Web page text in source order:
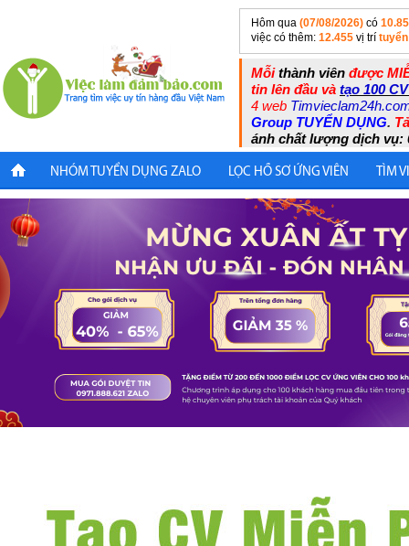
Hôm qua (07/08/2026) có
việc có thêm: 12.455 vị trí
Mỗithành viên được
tin lên đầu và tạo 100
4 web
Group TUYỂN DỤNG.
ánh chất lượng dịch vụ:
NHÓM TUYỂN DỤNG ZALO LỌC HỒ SƠ ỨNG VIÊN TÌM